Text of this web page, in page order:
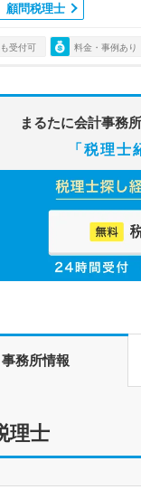
顧問税理士
受付可 料金・事例あり
まるたに会計事務
「税理
事務所情報
理士